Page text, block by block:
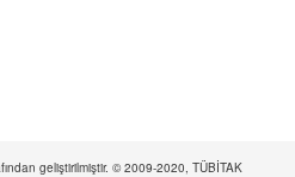
geliştirilmiştir. © 2009-2020, TÜBİTAK